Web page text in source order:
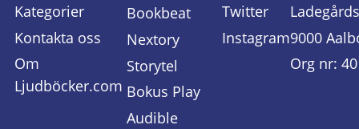
Kategorier
Kontakta oss
Om
Ljudböcker.com
Bookbeat
Nextory
Storytel
Bokus Play
Audible
Twitter
Instagram9000
Org nr: